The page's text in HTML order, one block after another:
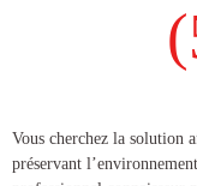
​​Vous cherchez la solution
préservant